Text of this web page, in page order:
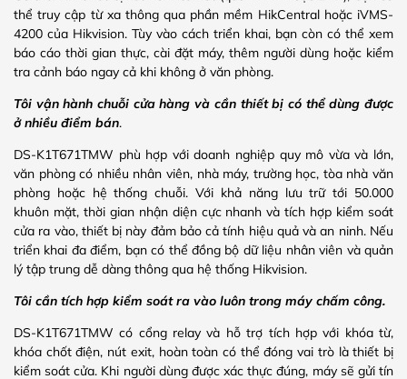
thể truy cập từ xa thông qua phần mềm HikCentral hoặc iVMS-
4200 của Hikvision. Tùy vào cách triển khai, bạn còn có thể xem
báo cáo thời gian thực, cài đặt máy, thêm người dùng hoặc kiểm
tra cảnh báo ngay cả khi không ở văn phòng.
Tôi vận hành chuỗi cửa hàng và cần thiết bị có thể dùng được
ở nhiều điểm bán.
DS-K1T671TMW phù hợp với doanh nghiệp quy mô vừa và lớn,
văn phòng có nhiều nhân viên, nhà máy, trường học, tòa nhà văn
phòng hoặc hệ thống chuỗi. Với khả năng lưu trữ tới 50.000
khuôn mặt, thời gian nhận diện cực nhanh và tích hợp kiểm soát
cửa ra vào, thiết bị này đảm bảo cả tính hiệu quả và an ninh. Nếu
triển khai đa điểm, bạn có thể đồng bộ dữ liệu nhân viên và quản
lý tập trung dễ dàng thông qua hệ thống Hikvision.
Tôi cần tích hợp kiểm soát ra vào luôn trong máy chấm công.
DS-K1T671TMW có cổng relay và hỗ trợ tích hợp với khóa từ,
khóa chốt điện, nút exit, hoàn toàn có thể đóng vai trò là thiết bị
kiểm soát cửa. Khi người dùng được xác thực đúng, máy sẽ gửi tín